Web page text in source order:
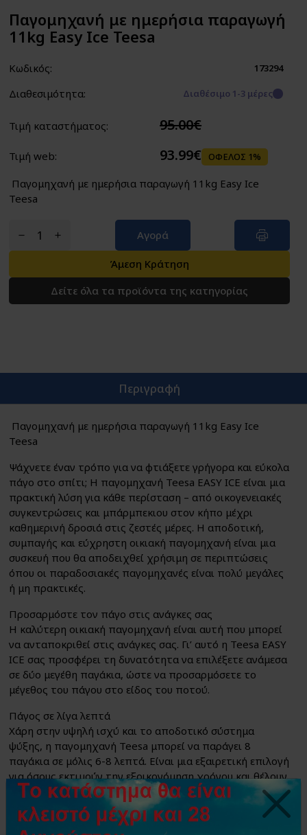
Παγομηχανή με ημερήσια παραγωγή
11kg Easy Ice Teesa
Κωδικός: 173294
Διαθεσιμότητα: Διαθέσιμο 1-3 μέρες
Τιμή καταστήματος: 95.00€
Τιμή web: 93.99€ ΟΦΕΛΟΣ 1%
Παγομηχανή με ημερήσια παραγωγή 11kg Easy Ice
Teesa
Αγορά
Άμεση Κράτηση
Δείτε όλα τα προϊόντα της κατηγορίας
Περιγραφή
Παγομηχανή με ημερήσια παραγωγή 11kg Easy Ice
Teesa
Ψάχνετε έναν τρόπο για να φτιάξετε γρήγορα και εύκολα
πάγο στο σπίτι; Η παγομηχανή Teesa EASY ICE είναι μια
πρακτική λύση για κάθε περίσταση – από οικογενειακές
συγκεντρώσεις και μπάρμπεκιου στον κήπο μέχρι
καθημερινή δροσιά στις ζεστές μέρες. Η αποδοτική,
συμπαγής και εύχρηστη οικιακή παγομηχανή είναι μια
συσκευή που θα αποδειχθεί χρήσιμη σε περιπτώσεις
όπου οι παραδοσιακές παγομηχανές είναι πολύ μεγάλες
ή μη πρακτικές.
Προσαρμόστε τον πάγο στις ανάγκες σας
Η καλύτερη οικιακή παγομηχανή είναι αυτή που μπορεί
να ανταποκριθεί στις ανάγκες σας. Γι’ αυτό η Teesa EASY
ICE σας προσφέρει τη δυνατότητα να επιλέξετε ανάμεσα
σε δύο μεγέθη παγάκια, ώστε να προσαρμόσετε το
μέγεθος του πάγου στο είδος του ποτού.
Πάγος σε λίγα λεπτά
Χάρη στην υψηλή ισχύ και το αποδοτικό σύστημα
ψύξης, η παγομηχανή Teesa μπορεί να παράγει 8
παγάκια σε μόλις 6-8 λεπτά. Είναι μια εξαιρετική επιλογή
για όσους εκτιμούν την εξοικονόμηση χρόνου και θέλουν
να έχουν πάγο διαθέσιμο σχεδόν αμέσως. Σε 24 ώρες, η
συσκευή μπορεί να παρασκευάσει έως και 11 κιλά πάγου,
όπως μια επαγγελματική παγομηχανή.